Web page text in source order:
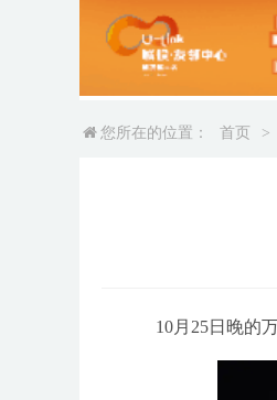
您所在的位置： 首页 >
10月25日晚的万